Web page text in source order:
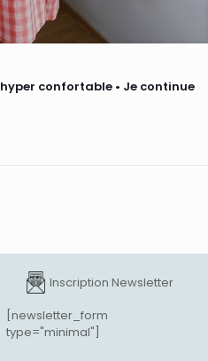
hyper confortable • Je continue
Inscription Newsletter
[newsletter_form
type="minimal"]